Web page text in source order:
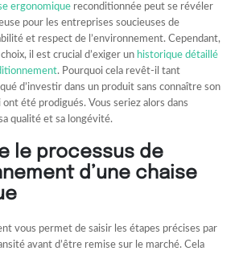
ergonomique reconditionnée peut se révéler
pour les entreprises soucieuses de
et respect de l’environnement. Cependant,
il est crucial d’exiger un historique détaillé
. Pourquoi cela revêt-il tant
d’investir dans un produit sans connaître son
ont été prodigués. Vous seriez alors dans
qualité et sa longévité.
le processus de
d’une chaise
vous permet de saisir les étapes précises par
avant d’être remise sur le marché. Cela